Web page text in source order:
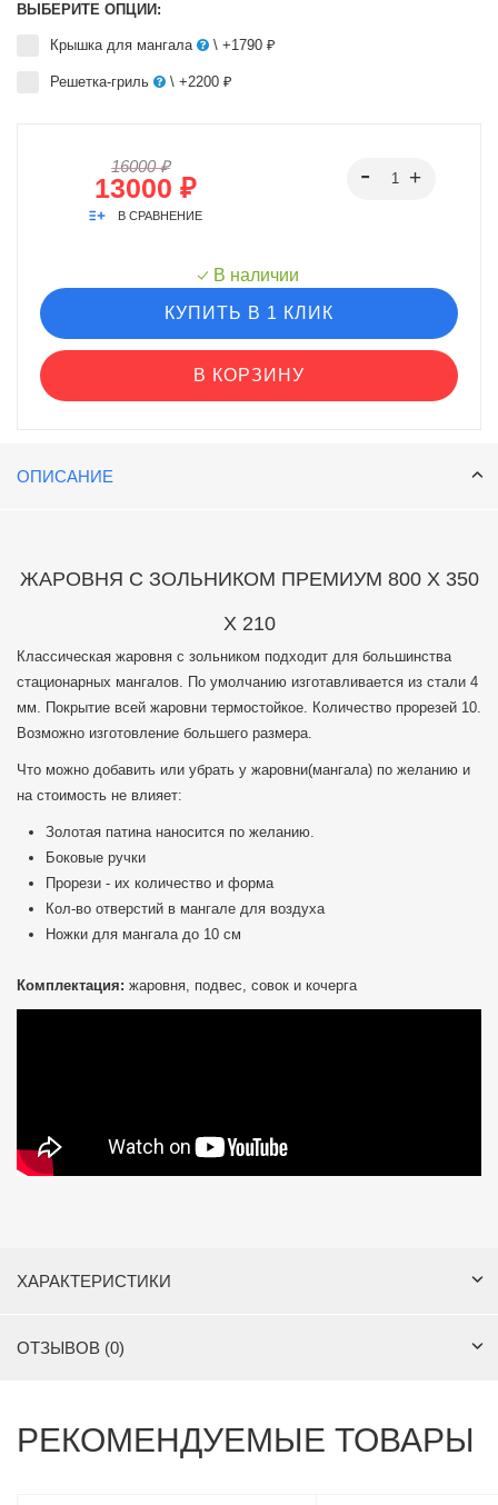
ВЫБЕРИТЕ ОПЦИИ:
Крышка для мангала \ +1790 ₽
Решетка-гриль \ +2200 ₽
16000 ₽
13000 ₽
В СРАВНЕНИЕ
В наличии
КУПИТЬ В 1 КЛИК
В КОРЗИНУ
ОПИСАНИЕ
ЖАРОВНЯ C ЗОЛЬНИКОМ ПРЕМИУМ 800 Х 350
Х 210
Классическая жаровня с зольником подходит для большинства
стационарных мангалов. По умолчанию изготавливается из стали 4
мм. Покрытие всей жаровни термостойкое. Количество прорезей 10.
Возможно изготовление большего размера.
Что можно добавить или убрать у жаровни(мангала) по желанию и
на стоимость не влияет:
Золотая патина наносится по желанию.
Боковые ручки
Прорези - их количество и форма
Кол-во отверстий в мангале для воздуха
Ножки для мангала до 10 см
Комплектация: жаровня, подвес, совок и кочерга
ХАРАКТЕРИСТИКИ
ОТЗЫВОВ (0)
РЕКОМЕНДУЕМЫЕ ТОВАРЫ